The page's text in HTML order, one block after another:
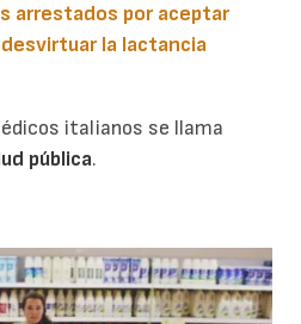
arrestados por aceptar
la lactancia
italianos se llama
pública.